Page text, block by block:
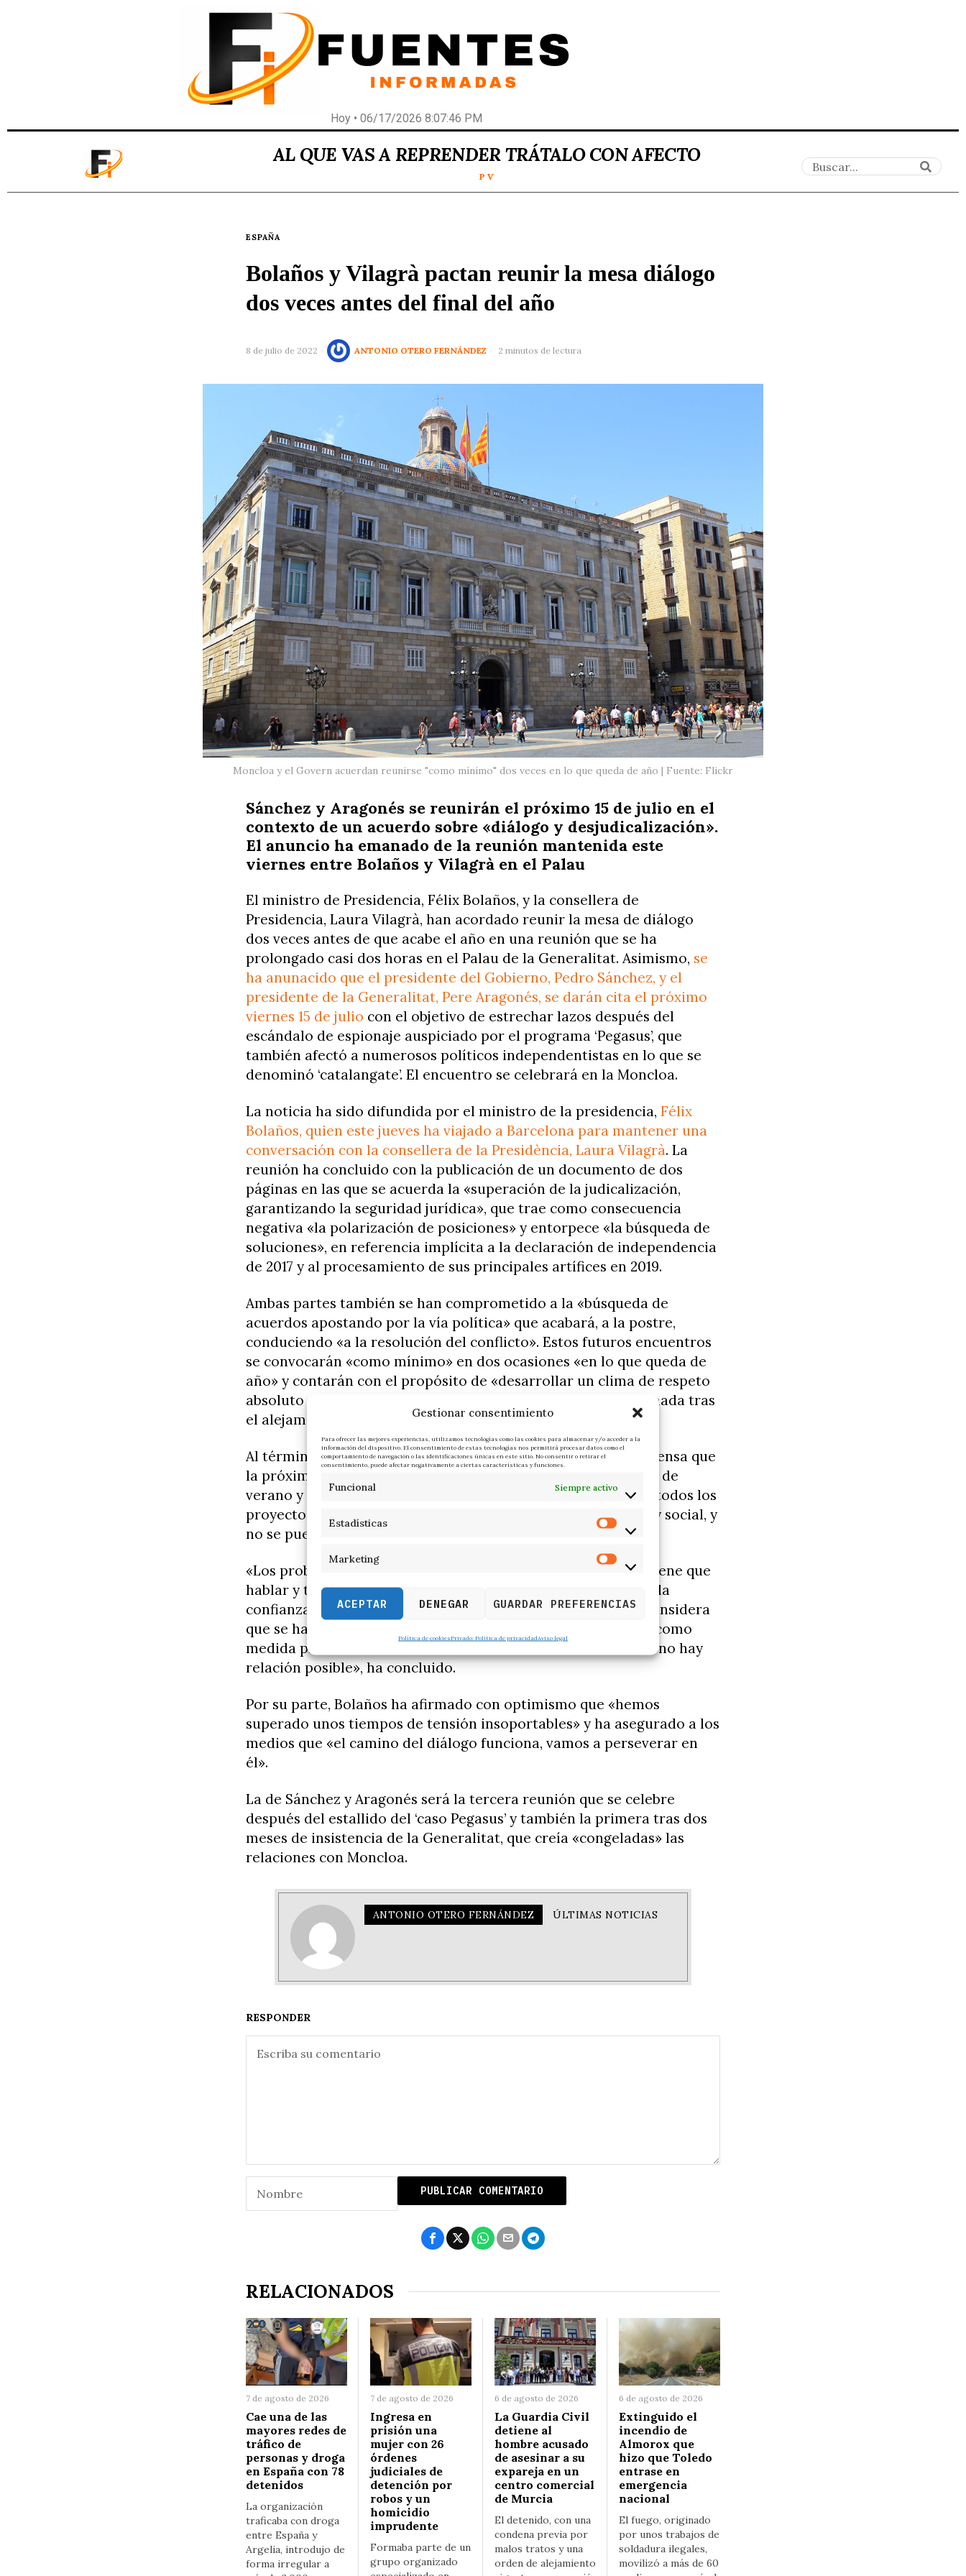
Gestionar consentimiento
Para ofrecer las mejores experiencias, utilizamos tecnologías como las cookies para almacenar y/o acceder a la
información del dispositivo. El consentimiento de estas tecnologías nos permitirá procesar datos como el
comportamiento de navegación o las identificaciones únicas en este sitio. No consentir o retirar el
consentimiento, puede afectar negativamente a ciertas características y funciones.
Funcional Siempre activo
Estadísticas
Marketing
ACEPTAR DENEGAR GUARDAR PREFERENCIAS
Política de cookiesPrivado: Política de privacidadAviso legal
Hoy • 06/17/2026 8:07:46 PM
AL QUE VAS A REPRENDER TRÁTALO CON AFECTO
P V
ESPAÑA
Bolaños y Vilagrà pactan reunir la mesa diálogo
dos veces antes del final del año
8 de julio de 2022 ANTONIO OTERO FERNÁNDEZ 2 minutos de lectura
Moncloa y el Govern acuerdan reunirse "como mínimo" dos veces en lo que queda de año | Fuente: Flickr
Sánchez y Aragonés se reunirán el próximo 15 de julio en el
contexto de un acuerdo sobre «diálogo y desjudicalización».
El anuncio ha emanado de la reunión mantenida este
viernes entre Bolaños y Vilagrà en el Palau
El ministro de Presidencia, Félix Bolaños, y la consellera de
Presidencia, Laura Vilagrà, han acordado reunir la mesa de diálogo
dos veces antes de que acabe el año en una reunión que se ha
prolongado casi dos horas en el Palau de la Generalitat. Asimismo, se
ha anunacido que el presidente del Gobierno, Pedro Sánchez, y el
presidente de la Generalitat, Pere Aragonés, se darán cita el próximo
viernes 15 de julio con el objetivo de estrechar lazos después del
escándalo de espionaje auspiciado por el programa ‘Pegasus’, que
también afectó a numerosos políticos independentistas en lo que se
denominó ‘catalangate’. El encuentro se celebrará en la Moncloa.
La noticia ha sido difundida por el ministro de la presidencia, Félix
Bolaños, quien este jueves ha viajado a Barcelona para mantener una
conversación con la consellera de la Presidència, Laura Vilagrà. La
reunión ha concluido con la publicación de un documento de dos
páginas en las que se acuerda la «superación de la judicalización,
garantizando la seguridad jurídica», que trae como consecuencia
negativa «la polarización de posiciones» y entorpece «la búsqueda de
soluciones», en referencia implícita a la declaración de independencia
de 2017 y al procesamiento de sus principales artífices en 2019.
Ambas partes también se han comprometido a la «búsqueda de
acuerdos apostando por la vía política» que acabará, a la postre,
conduciendo «a la resolución del conflicto». Estos futuros encuentros
se convocarán «como mínimo» en dos ocasiones «en lo que queda de
año» y contarán con el propósito de «desarrollar un clima de respeto
absoluto a las posiciones» y de «restaurar la confianza» mermada tras
el alejamiento de los últimos meses.
Al término de la reunión, Vilagrà ha declarado en rueda de prensa que
la próxima conversación se mantendrá «antes de vacaciones» de
verano y que se basará en los principios del «pleno respeto a todos los
proyectos políticos», pues «todos tienen legitimidad política y social, y
no se puede excluir ni criminalizar ninguno», ha añadido.
«Los problemas no se solucionan solos», ha continuado. «Se tiene que
hablar y trabajar para establecer unas garantías que generen la
confianza mínima para mantener las relaciones». Para ello, considera
que se hace necesario «dejar sin efecto las causas judiciales» como
medida prioritaria «antes de continuar nada». «Sin confianza no hay
relación posible», ha concluido.
Por su parte, Bolaños ha afirmado con optimismo que «hemos
superado unos tiempos de tensión insoportables» y ha asegurado a los
medios que «el camino del diálogo funciona, vamos a perseverar en
él».
La de Sánchez y Aragonés será la tercera reunión que se celebre
después del estallido del ‘caso Pegasus’ y también la primera tras dos
meses de insistencia de la Generalitat, que creía «congeladas» las
relaciones con Moncloa.
ANTONIO OTERO FERNÁNDEZ ÚLTIMAS NOTICIAS
RESPONDER
RELACIONADOS
7 de agosto de 2026
Cae una de las
mayores redes de
tráfico de
personas y droga
en España con 78
detenidos
La organización
traficaba con droga
entre España y
Argelia, introdujo de
forma irregular a
7 de agosto de 2026
Ingresa en
prisión una
mujer con 26
órdenes
judiciales de
detención por
robos y un
homicidio
imprudente
Formaba parte de un
grupo organizado
6 de agosto de 2026
La Guardia Civil
detiene al
hombre acusado
de asesinar a su
expareja en un
centro comercial
de Murcia
El detenido, con una
condena previa por
malos tratos y una
orden de alejamiento
6 de agosto de 2026
Extinguido el
incendio de
Almorox que
hizo que Toledo
entrase en
emergencia
nacional
El fuego, originado
por unos trabajos de
soldadura ilegales,
movilizó a más de 60